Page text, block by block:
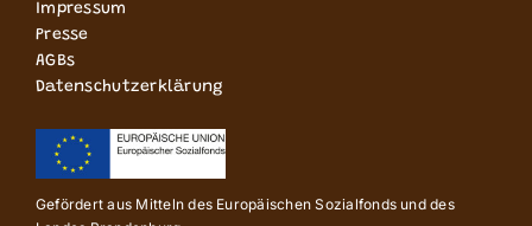
Impressum
Presse
AGBs
Datenschutzerklärung
Gefördert aus Mitteln des Europäischen Sozialfonds und des